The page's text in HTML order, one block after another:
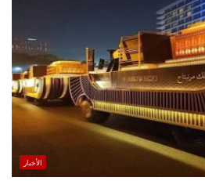
الأخبار